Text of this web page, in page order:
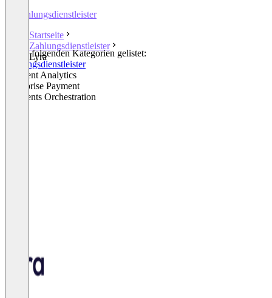
Zahlungsdienstleister
Startseite
Zahlungsdienstleister
Lyra
In den folgenden Kategorien gelistet:
Zahlungsdienstleister
Payment Analytics
Enterprise Payment
Payments Orchestration